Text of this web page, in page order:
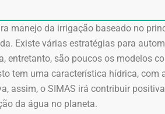
manejo da irrigação baseado no
Existe várias estratégias para
entretanto, são poucos os modelos
tem uma característica hídrica, com
assim, o SIMAS irá contribuir
da água no planeta.